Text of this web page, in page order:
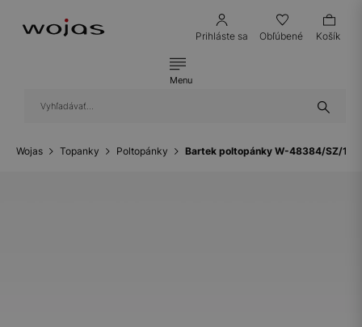
Prihláste sa Obľúbené Košík
Menu
Wojas Topanky Poltopánky Bartek poltopánky W-48384/SZ/11M